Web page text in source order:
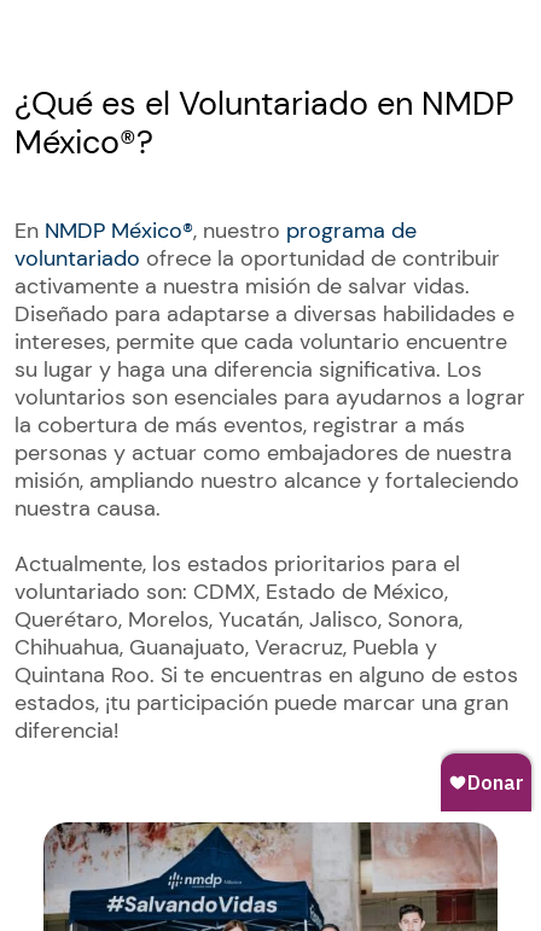
¿Qué es el Voluntariado en NMDP
México®?
En NMDP México®, nuestro programa de
voluntariado ofrece la oportunidad de contribuir
activamente a nuestra misión de salvar vidas.
Diseñado para adaptarse a diversas habilidades e
intereses, permite que cada voluntario encuentre
su lugar y haga una diferencia significativa. Los
voluntarios son esenciales para ayudarnos a lograr
la cobertura de más eventos, registrar a más
personas y actuar como embajadores de nuestra
misión, ampliando nuestro alcance y fortaleciendo
nuestra causa.
Actualmente, los estados prioritarios para el
voluntariado son: CDMX, Estado de México,
Querétaro, Morelos, Yucatán, Jalisco, Sonora,
Chihuahua, Guanajuato, Veracruz, Puebla y
Quintana Roo. Si te encuentras en alguno de estos
estados, ¡tu participación puede marcar una gran
diferencia!